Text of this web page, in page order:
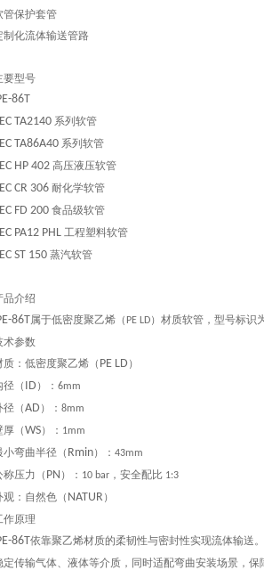
管保护套管
制化流体输送管路
要型号
86T
TA2140 系列软管
TA86A40 系列软管
HP 402 高压液压软管
CR 306 耐化学软管
FD 200 食品级软管
PA12 PHL 工程塑料软管
ST 150 蒸汽软管
品介绍
86T属于低密度聚乙烯（ PE LD）材质软管，型号标识
术参数
质：低密度聚乙烯（ PE LD ）
径（ ID ）： 6mm
径（AD ）： 8mm
厚（WS）： 1mm
小弯曲半径（ Rmin）： 43mm
称压力（ PN ）： 10 bar ，安全配比 1:3
观：自然色（ NATUR ）
作原理
86T依靠聚乙烯材质的柔韧性与密封性实现流体输送
定传输气体、液体等介质，同时适配弯曲安装场景，保